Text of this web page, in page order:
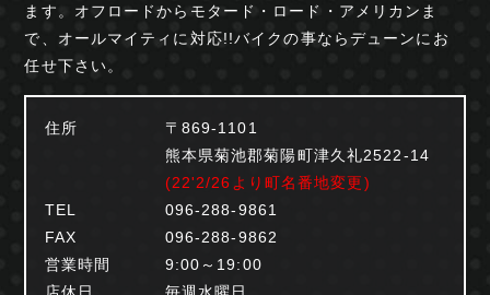
ます。オフロードからモタード・ロード・ アメリカンま
で、オールマイティに対応!!バイクの事ならデューンにお
任せ下さい。
住所
〒869-1101
熊本県菊池郡菊陽町津久礼2522-14
(22'2/26より町名番地変更)
TEL
096-288-9861
FAX
096-288-9862
営業時間
9:00～19:00